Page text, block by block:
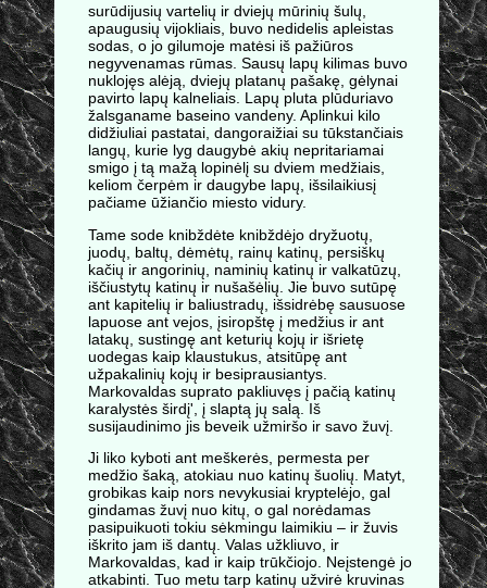
surūdijusių vartelių ir dviejų mūrinių šulų,
apaugusių vijokliais, buvo nedidelis apleistas
sodas, o jo gilumoje matėsi iš pažiūros
negyvenamas rūmas. Sausų lapų kilimas buvo
nuklojęs alėją, dviejų platanų pašakę, gėlynai
pavirto lapų kalneliais. Lapų pluta plūduriavo
žalsganame baseino vandeny. Aplinkui kilo
didžiuliai pastatai, dangoraižiai su tūkstančiais
langų, kurie lyg daugybė akių nepritariamai
smigo į tą mažą lopinėlį su dviem medžiais,
keliom čerpėm ir daugybe lapų, išsilaikiusį
pačiame ūžiančio miesto vidury.
Tame sode knibždėte knibždėjo dryžuotų,
juodų, baltų, dėmėtų, rainų katinų, persiškų
kačių ir angorinių, naminių katinų ir valkatūzų,
iščiustytų katinų ir nušašėlių. Jie buvo sutūpę
ant kapitelių ir baliustradų, išsidrėbę sausuose
lapuose ant vejos, įsiropštę į medžius ir ant
latakų, sustingę ant keturių kojų ir išrietę
uodegas kaip klaustukus, atsitūpę ant
užpakalinių kojų ir besiprausiantys.
Markovaldas suprato pakliuvęs į pačią katinų
karalystės širdį', į slaptą jų salą. Iš
susijaudinimo jis beveik užmiršo ir savo žuvį.
Ji liko kyboti ant meškerės, permesta per
medžio šaką, atokiau nuo katinų šuolių. Matyt,
grobikas kaip nors nevykusiai kryptelėjo, gal
gindamas žuvį nuo kitų, o gal norėdamas
pasipuikuoti tokiu sėkmingu laimikiu – ir žuvis
iškrito jam iš dantų. Valas užkliuvo, ir
Markovaldas, kad ir kaip trūkčiojo. Neįstengė jo
atkabinti. Tuo metu tarp katinų užvirė kruvinas